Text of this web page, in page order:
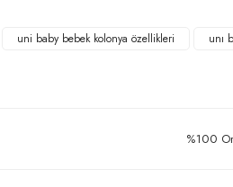
Yorum Yaz
uni baby bebek kolonya özellikleri unı
%100